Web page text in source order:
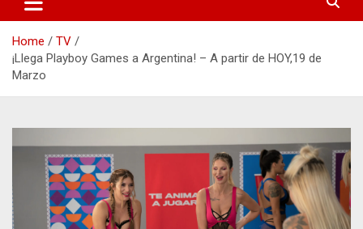
Home
TV
¡Llega Playboy Games a Argentina! – A partir de HOY,19 de
Marzo